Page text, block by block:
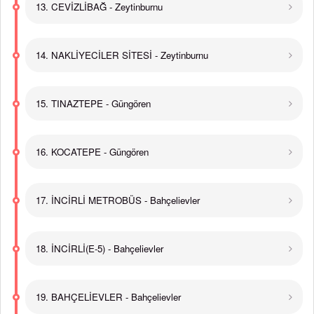
13. CEVİZLİBAĞ - Zeytinburnu
14. NAKLİYECİLER SİTESİ - Zeytinburnu
15. TINAZTEPE - Güngören
16. KOCATEPE - Güngören
17. İNCİRLİ METROBÜS - Bahçelievler
18. İNCİRLİ(E-5) - Bahçelievler
19. BAHÇELİEVLER - Bahçelievler